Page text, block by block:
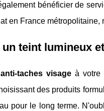
bénéficier de
en France
teint lumineux
taches visage à votre
des produits
pour le long terme.